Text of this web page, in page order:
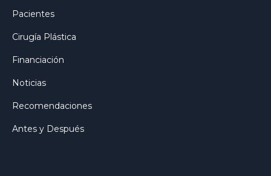
Pacientes
Cirugía Plástica
Financiación
Noticias
Recomendaciones
Antes y Después